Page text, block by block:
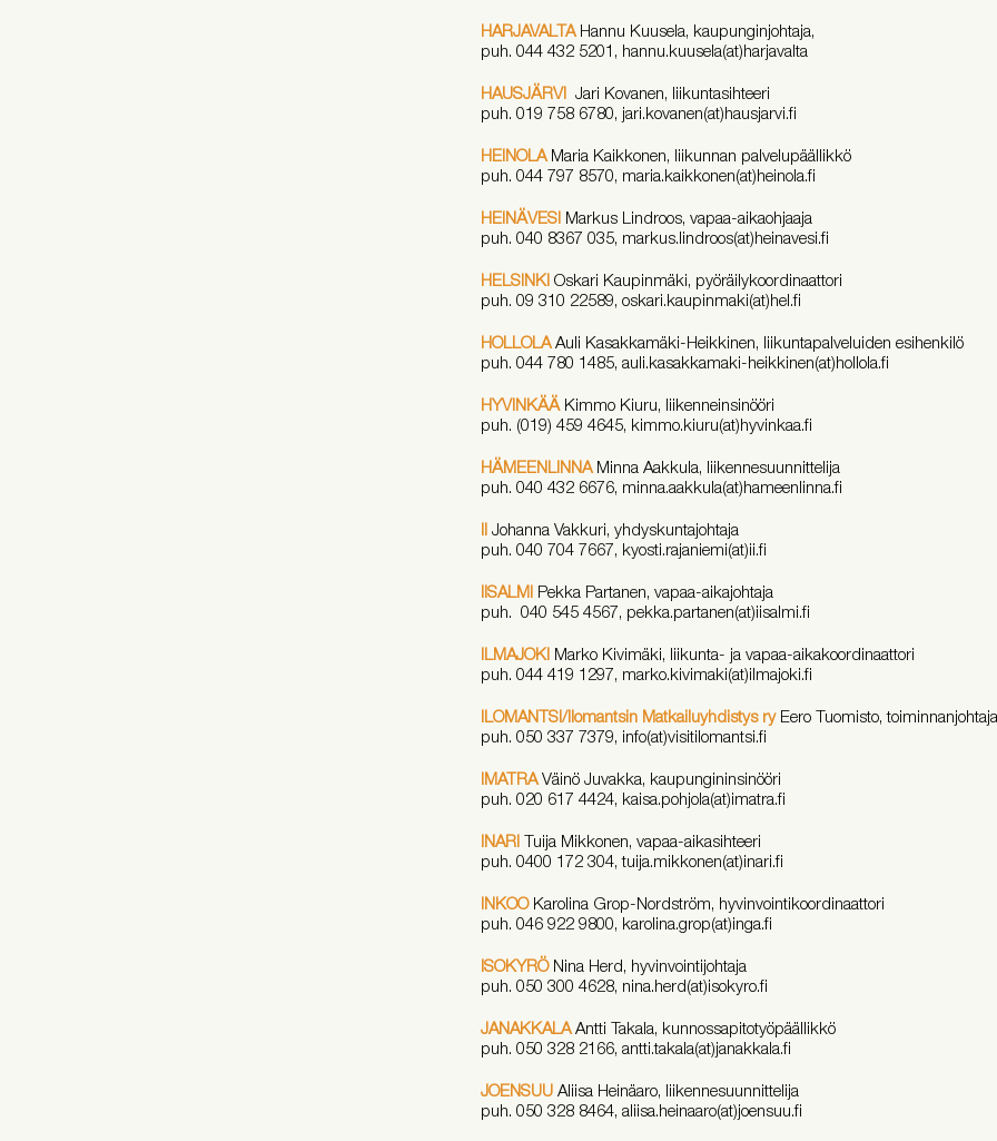
HARJAVALTA Hannu Kuusela, kaupunginjohtaja,
puh. 044 432 5201, hannu.kuusela(at)harjavalta
HAUSJÄRVI Jari Kovanen, liikuntasihteeri
puh. 019 758 6780, jari.kovanen(at)hausjarvi.fi
HEINOLA Maria Kaikkonen, liikunnan palvelupäällikkö
puh. 044 797 8570, maria.kaikkonen(at)heinola.fi
HEINÄVESI Markus Lindroos, vapaa-aikaohjaaja
puh. 040 8367 035, markus.lindroos(at)heinavesi.fi
HELSINKI Oskari Kaupinmäki, pyöräilykoordinaattori
puh. 09 310 22589, oskari.kaupinmaki(at)hel.fi
HOLLOLAAuli Kasakkamäki-Heikkinen, liikuntapalveluiden esihenkilö
puh. 044 780 1485, auli.kasakkamaki-heikkinen(at)hollola.fi
HYVINKÄÄKimmo Kiuru, liikenneinsinööri
puh. (019) 459 4645, kimmo.kiuru(at)hyvinkaa.fi
HÄMEENLINNAMinna Aakkula, liikennesuunnittelija
puh. 040 432 6676, minna.aakkula(at)hameenlinna.fi
II Johanna Vakkuri, yhdyskuntajohtaja
puh. 040 704 7667, kyosti.rajaniemi(at)ii.fi
IISALMI Pekka Partanen, vapaa-aikajohtaja
puh. 040 545 4567, pekka.partanen(at)iisalmi.fi
ILMAJOKI Marko Kivimäki, liikunta- ja vapaa-aikakoordinaattori
puh. 044 419 1297, marko.kivimaki(at)ilmajoki.fi
ILOMANTSI/Ilomantsin Matkailuyhdistys ry Eero Tuomisto, toiminnanjohtaja
puh. 050 337 7379, info(at)visitilomantsi.fi
IMATRAVäinö Juvakka, kaupungininsinööri
puh. 020 617 4424, kaisa.pohjola(at)imatra.fi
INARI Tuija Mikkonen, vapaa-aikasihteeri
puh. 0400 172 304, tuija.mikkonen(at)inari.fi
INKOOKarolina Grop-Nordström, hyvinvointikoordinaattori
puh. 046 922 9800, karolina.grop(at)inga.fi
ISOKYRÖ Nina Herd, hyvinvointijohtaja
puh. 050 300 4628, nina.herd(at)isokyro.fi
JANAKKALAAntti Takala, kunnossapitotyöpäällikkö
puh. 050 328 2166, antti.takala(at)janakkala.fi
JOENSUU Aliisa Heinäaro, liikennesuunnittelija
puh. 050 328 8464, aliisa.heinaaro(at)joensuu.fi